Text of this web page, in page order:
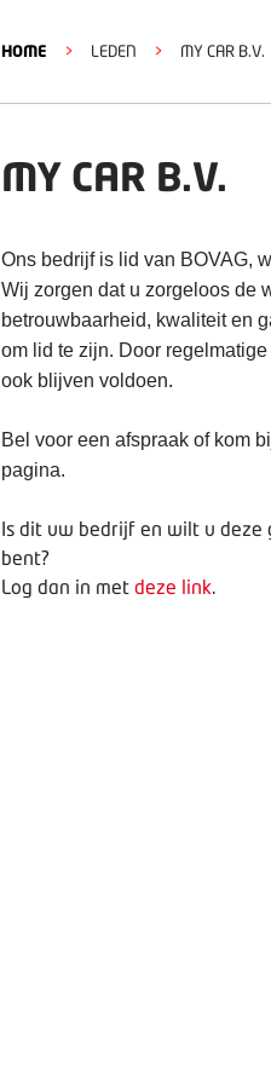
HOME > LEDEN > MY CAR B.V.
MY CAR B.V.
Ons bedrijf is lid van BOVAG,
Wij zorgen dat u zorgeloos de
betrouwbaarheid, kwaliteit en
om lid te zijn. Door
ook blijven voldoen.
Bel voor een afspraak of kom
pagina.
Is dit uw bedrijf en wilt u deze
bent?
Log dan in met deze link.